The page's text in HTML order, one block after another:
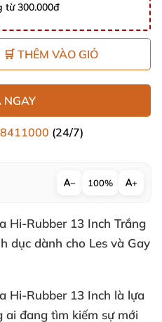
từ 300.000đ
🛒 THÊM VÀO GIỎ
NGAY
(24/7)
− 100% +
Hi-Rubber 13 Inch Trắng
dục dành cho Les và Gay
Hi-Rubber 13 Inch là lựa
ai đang tìm kiếm sự mới